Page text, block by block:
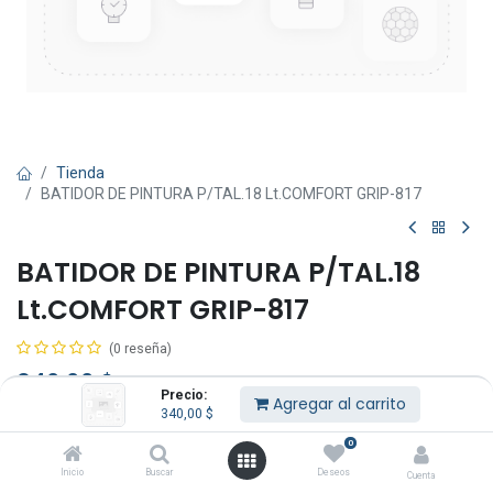
Precio:
340,00 $ Agregar al carrito
Inicio Buscar
0
Deseos Cuenta
Tienda
BATIDOR DE PINTURA P/TAL.18 Lt.COMFORT GRIP-817
BATIDOR DE PINTURA P/TAL.18
Lt.COMFORT GRIP-817
(0 reseña)
340,00$ IVA Incluido